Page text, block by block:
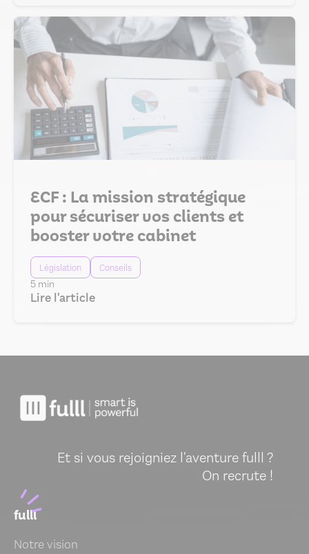
ECF : La mission stratégique
pour sécuriser vos clients et
booster votre cabinet
Législation Conseils
5 min
Lire l'article
Et si vous rejoigniez l'aventure fulll ?
On recrute !
fulll
Notre vision